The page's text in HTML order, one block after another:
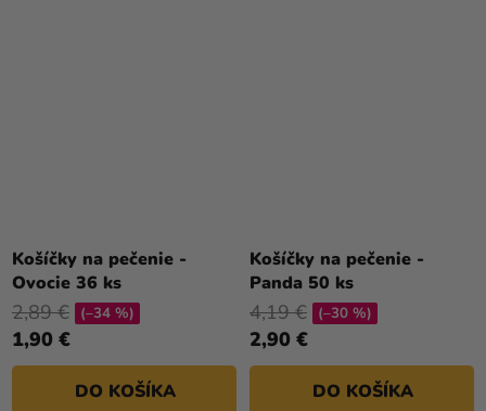
Košíčky na pečenie -
Ovocie 36 ks
1,90 €
2,89 € (–34 %)
DO KOŠÍKA
Košíčky na pečenie -
Panda 50 ks
2,90 €
4,19 € (–30 %)
DO KOŠÍKA